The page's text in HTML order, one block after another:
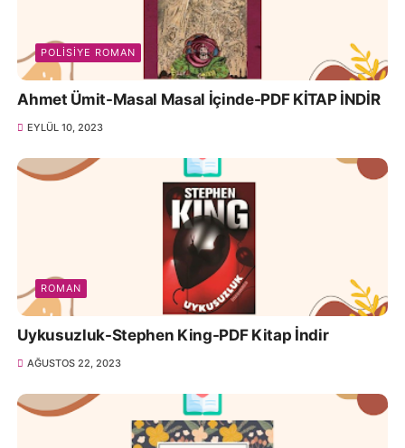
POLISIYE ROMAN
Ahmet Ümit-Masal Masal İçinde-PDF KİTAP İNDİR
EYLÜL 10, 2023
ROMAN
Uykusuzluk-Stephen King-PDF Kitap İndir
AĞUSTOS 22, 2023